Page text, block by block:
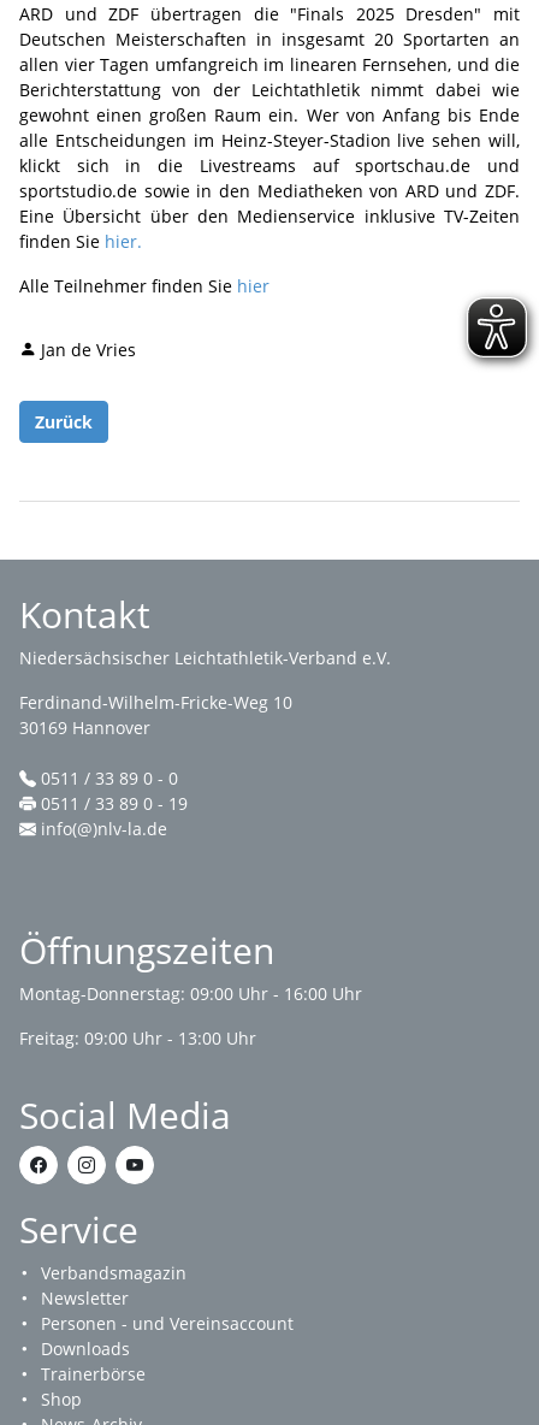
ARD und ZDF übertragen die "Finals 2025 Dresden" mit
Deutschen Meisterschaften in insgesamt 20 Sportarten an
allen vier Tagen umfangreich im linearen Fernsehen, und die
Berichterstattung von der Leichtathletik nimmt dabei wie
gewohnt einen großen Raum ein. Wer von Anfang bis Ende
alle Entscheidungen im Heinz-Steyer-Stadion live sehen will,
klickt sich in die Livestreams auf sportschau.de und
sportstudio.de sowie in den Mediatheken von ARD und ZDF.
Eine Übersicht über den Medienservice inklusive TV-Zeiten
finden Sie hier.
Alle Teilnehmer finden Sie hier
Jan de Vries
Zurück
Kontakt
Niedersächsischer Leichtathletik-Verband e.V.
Ferdinand-Wilhelm-Fricke-Weg 10
30169 Hannover
0511 / 33 89 0 - 0
0511 / 33 89 0 - 19
info(@)nlv-la.de
Öffnungszeiten
Montag-Donnerstag: 09:00 Uhr - 16:00 Uhr
Freitag: 09:00 Uhr - 13:00 Uhr
Social Media
Service
Verbandsmagazin
Newsletter
Personen - und Vereinsaccount
Downloads
Trainerbörse
Shop